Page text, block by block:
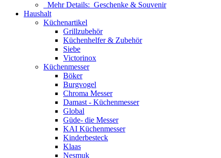
Mehr Details: Geschenke & Souvenir
Haushalt
Küchenartikel
Grillzubehör
Küchenhelfer & Zubehör
Siebe
Victorinox
Küchenmesser
Böker
Burgvogel
Chroma Messer
Damast - Küchenmesser
Global
Güde- die Messer
KAI Küchenmesser
Kinderbesteck
Klaas
Nesmuk